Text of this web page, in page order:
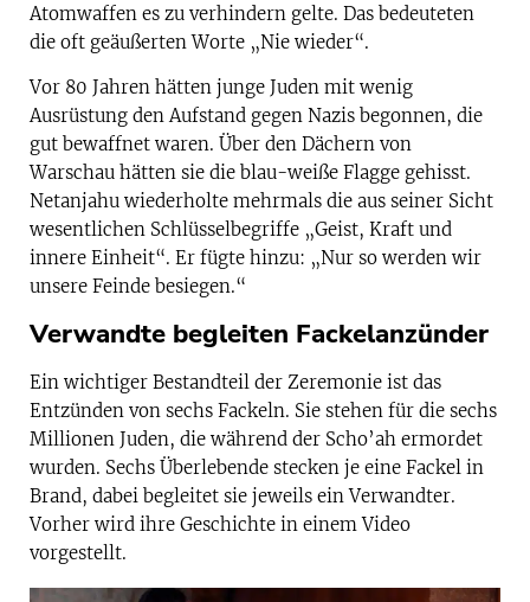
Atomwaffen es zu verhindern gelte. Das bedeuteten
die oft geäußerten Worte „Nie wieder“.
Vor 80 Jahren hätten junge Juden mit wenig
Ausrüstung den Aufstand gegen Nazis begonnen, die
gut bewaffnet waren. Über den Dächern von
Warschau hätten sie die blau-weiße Flagge gehisst.
Netanjahu wiederholte mehrmals die aus seiner Sicht
wesentlichen Schlüsselbegriffe „Geist, Kraft und
innere Einheit“. Er fügte hinzu: „Nur so werden wir
unsere Feinde besiegen.“
Verwandte begleiten Fackelanzünder
Ein wichtiger Bestandteil der Zeremonie ist das
Entzünden von sechs Fackeln. Sie stehen für die sechs
Millionen Juden, die während der Scho’ah ermordet
wurden. Sechs Überlebende stecken je eine Fackel in
Brand, dabei begleitet sie jeweils ein Verwandter.
Vorher wird ihre Geschichte in einem Video
vorgestellt.